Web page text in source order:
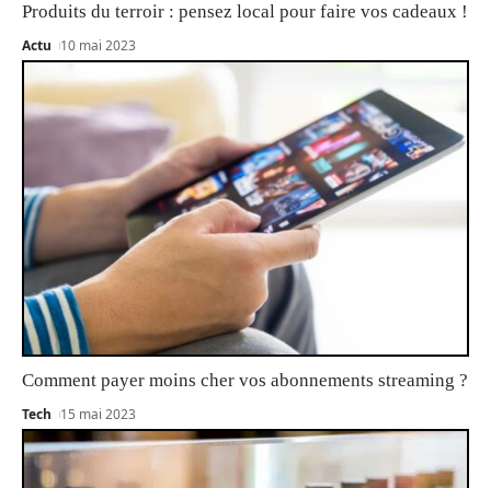
Produits du terroir : pensez local pour faire vos cadeaux !
Actu 10 mai 2023
Comment payer moins cher vos abonnements streaming ?
Tech 15 mai 2023